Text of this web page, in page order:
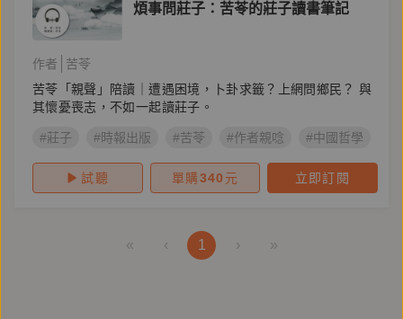
煩事問莊子：苦苓的莊子讀書筆記
作者
苦苓
苦苓「親聲」陪讀｜遭遇困境，卜卦求籤？上網問鄉民？ 與
其懷憂喪志，不如一起讀莊子。
#莊子 #時報出版 #苦苓 #作者親唸 #中國哲學
試聽 單購340 元 立即訂閱
« ‹ 1 › »